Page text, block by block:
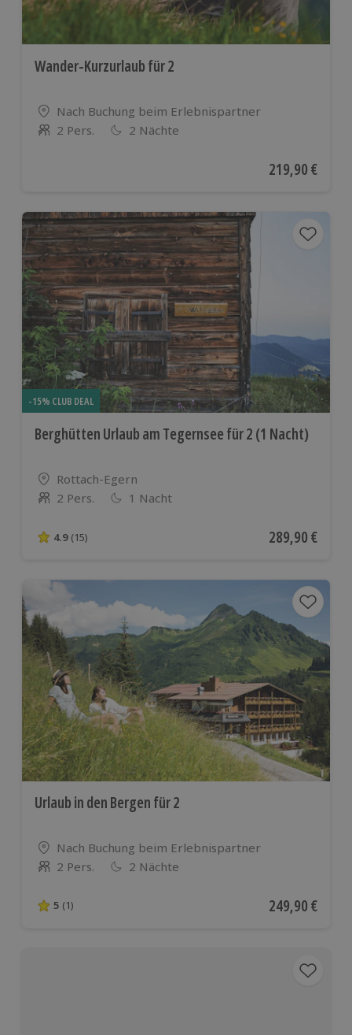
Wander-Kurzurlaub für 2
Standort
Nach Buchung beim Erlebnispartner
Anzahl der Teilnehmer
2 Pers. 2 Nächte
Aktueller Preis
219,90 €
-15% CLUB DEAL
Berghütten Urlaub am Tegernsee für 2 (1 Nacht)
Standort
Rottach-Egern
Anzahl der Teilnehmer
2 Pers. 1 Nacht
4.9 von 5 Sternen basierend auf 15 Bewertungen
4.9 (15) Aktueller Preis
289,90 €
Urlaub in den Bergen für 2
Standort
Nach Buchung beim Erlebnispartner
Anzahl der Teilnehmer
2 Pers. 2 Nächte
5 von 5 Sternen basierend auf 1 Bewertungen
5 (1) Aktueller Preis
249,90 €